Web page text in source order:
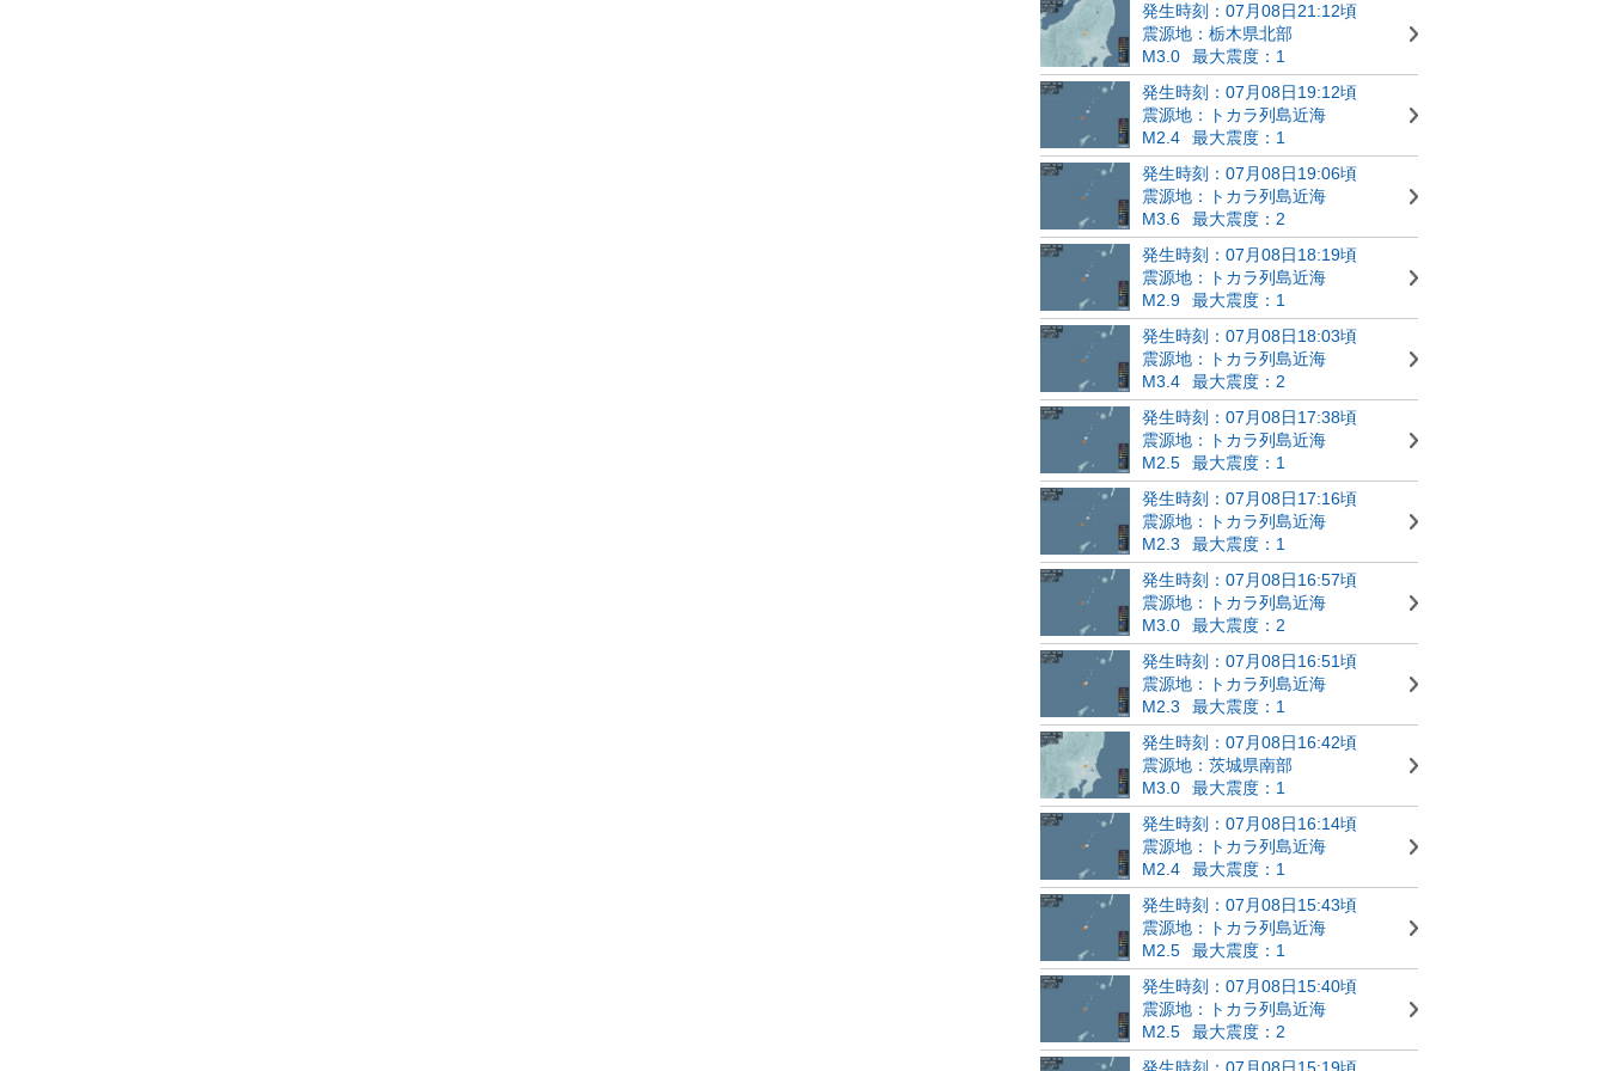
発生時刻：07月08日21:12頃
震源地：栃木県北部
M3.0
最大震度：1
発生時刻：07月08日19:12頃
震源地：トカラ列島近海
M2.4
最大震度：1
発生時刻：07月08日19:06頃
震源地：トカラ列島近海
M3.6
最大震度：2
発生時刻：07月08日18:19頃
震源地：トカラ列島近海
M2.9
最大震度：1
発生時刻：07月08日18:03頃
震源地：トカラ列島近海
M3.4
最大震度：2
発生時刻：07月08日17:38頃
震源地：トカラ列島近海
M2.5
最大震度：1
発生時刻：07月08日17:16頃
震源地：トカラ列島近海
M2.3
最大震度：1
発生時刻：07月08日16:57頃
震源地：トカラ列島近海
M3.0
最大震度：2
発生時刻：07月08日16:51頃
震源地：トカラ列島近海
M2.3
最大震度：1
発生時刻：07月08日16:42頃
震源地：茨城県南部
M3.0
最大震度：1
発生時刻：07月08日16:14頃
震源地：トカラ列島近海
M2.4
最大震度：1
発生時刻：07月08日15:43頃
震源地：トカラ列島近海
M2.5
最大震度：1
発生時刻：07月08日15:40頃
震源地：トカラ列島近海
M2.5
最大震度：2
発生時刻：07月08日15:19頃